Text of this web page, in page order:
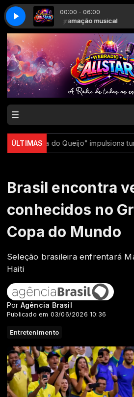
00:00 - 06:00
Programação musical
The Big 80s Guys - Ghostbusters
ÚLTIMAS
"Rota do Queijo" impulsiona turismo
Brasil encontra
conhecidos no
Copa do Mundo
Seleção brasileira enfrentará
Haiti
Por Agência Brasil
Publicado em 03/06/2026 10:36
Entretenimento